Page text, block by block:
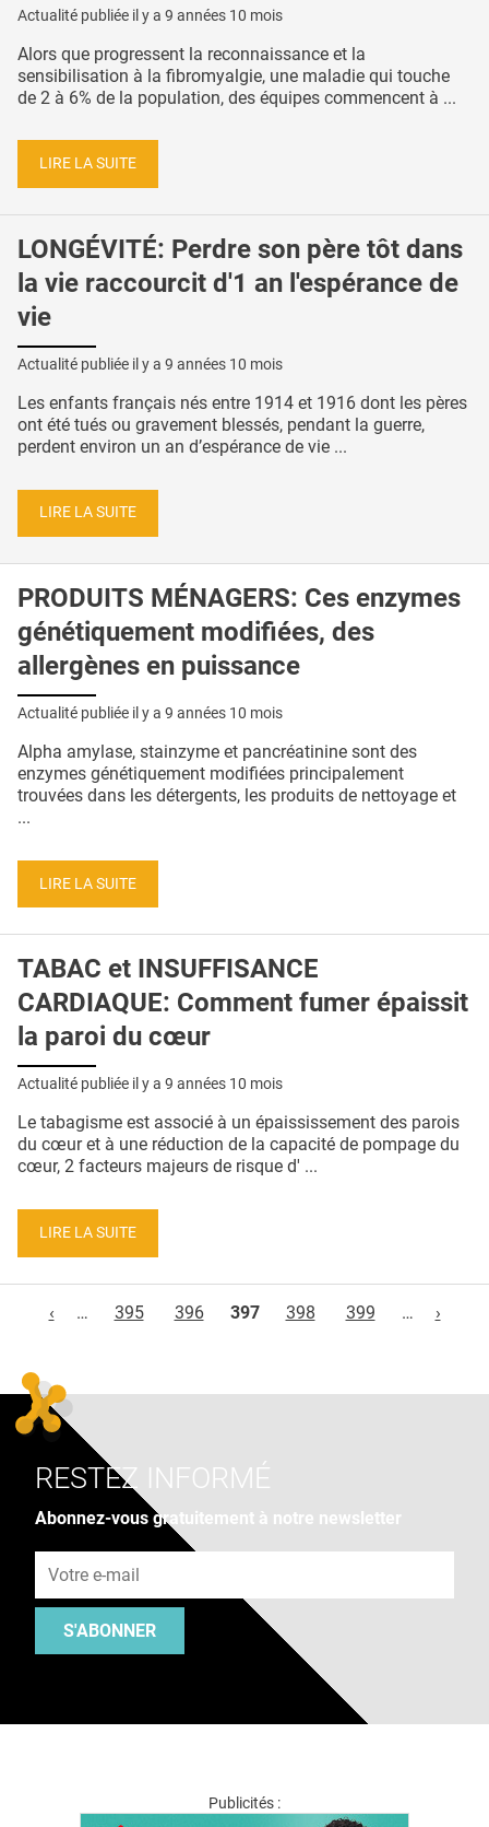
Actualité publiée il y a 9 années 10 mois
Alors que progressent la reconnaissance et la
sensibilisation à la fibromyalgie, une maladie qui touche
de 2 à 6% de la population, des équipes commencent à ...
LIRE LA SUITE
LONGÉVITÉ: Perdre son père tôt dans
la vie raccourcit d'1 an l'espérance de
vie
Actualité publiée il y a 9 années 10 mois
Les enfants français nés entre 1914 et 1916 dont les pères
ont été tués ou gravement blessés, pendant la guerre,
perdent environ un an d’espérance de vie ...
LIRE LA SUITE
PRODUITS MÉNAGERS: Ces enzymes
génétiquement modifiées, des
allergènes en puissance
Actualité publiée il y a 9 années 10 mois
Alpha amylase, stainzyme et pancréatinine sont des
enzymes génétiquement modifiées principalement
trouvées dans les détergents, les produits de nettoyage et
...
LIRE LA SUITE
TABAC et INSUFFISANCE
CARDIAQUE: Comment fumer épaissit
la paroi du cœur
Actualité publiée il y a 9 années 10 mois
Le tabagisme est associé à un épaississement des parois
du cœur et à une réduction de la capacité de pompage du
cœur, 2 facteurs majeurs de risque d' ...
LIRE LA SUITE
‹
… 395 396 397 398 399 … ›
RESTEZ INFORMÉ
Abonnez-vous gratuitement à notre newsletter
S'ABONNER
Publicités :